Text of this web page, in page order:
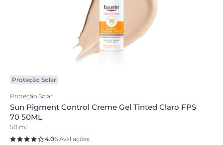
Proteção Solar
Proteção Solar
Sun Pigment Control Creme Gel Tinted Claro FPS
70 50ML
50 ml
4.06 Avaliações